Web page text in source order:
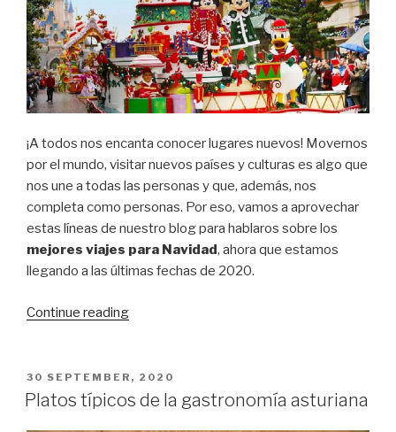
¡A todos nos encanta conocer lugares nuevos! Movernos
por el mundo, visitar nuevos países y culturas es algo que
nos une a todas las personas y que, además, nos
completa como personas. Por eso, vamos a aprovechar
estas líneas de nuestro blog para hablaros sobre los
mejores viajes para Navidad, ahora que estamos
llegando a las últimas fechas de 2020.
Continue reading“Los
para
Navidad”
POSTED
ON
30 SEPTEMBER, 2020
Platos típicos de la gastronomía asturiana